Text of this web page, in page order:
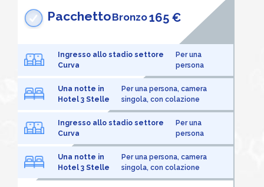
PacchettoBronzo165 €
Ingresso allo stadio settore
Curva
Per una
persona
Una notte in
Hotel 3 Stelle
Per una persona, camera
singola, con colazione
Ingresso allo stadio settore
Curva
Per una
persona
Una notte in
Hotel 3 Stelle
Per una persona, camera
singola, con colazione